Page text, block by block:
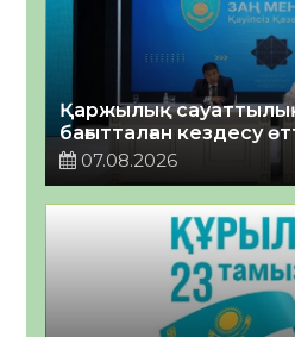
Қаржылық
бағытталған кездесу
07.08.2026